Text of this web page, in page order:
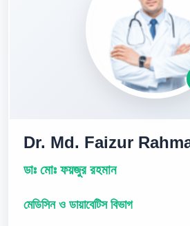
Dr. Md. Faizur
ডাঃ মোঃ ফয়জুর রহমান
মেডিসিন ও ডায়াবেটিস বিভাগ